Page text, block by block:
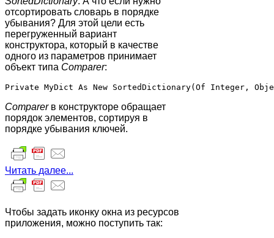
отсортировать словарь в порядке
убывания? Для этой цели есть
перегруженный вариант
конструктора, который в качестве
одного из параметров принимает
объект типа Comparer:
Comparerв конструкторе обращает
порядок элементов, сортируя в
порядке убывания ключей.
Читать далее...
Чтобы задать иконку окна из ресурсов
приложения, можно поступить так: